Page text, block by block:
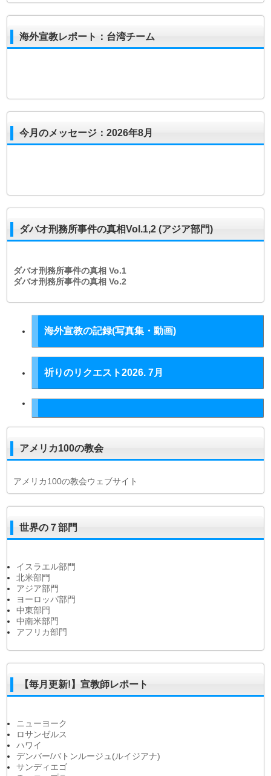
海外宣教レポート：台湾チーム
今月のメッセージ：2026年8月
ダバオ刑務所事件の真相Vol.1,2 (アジア部門)
ダバオ刑務所事件の真相Vo.1
ダバオ刑務所事件の真相Vo.2
海外宣教の記録(写真集・動画)
祈りのリクエスト2026. 7月
アメリカ100の教会
アメリカ100の教会ウェブサイト
世界の７部門
イスラエル部門
北米部門
アジア部門
ヨーロッパ部門
中東部門
中南米部門
アフリカ部門
【毎月更新!】宣教師レポート
ニューヨーク
ロサンゼルス
ハワイ
デンバー/バトンルージュ(ルイジアナ)
サンディエゴ